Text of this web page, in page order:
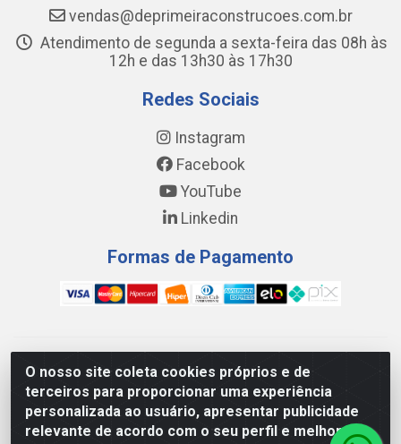
O nosso site coleta cookies próprios e de
terceiros para proporcionar uma experiência
personalizada ao usuário, apresentar publicidade
relevante de acordo com o seu perfil e melhorar a
vendas@deprimeiraconstrucoes.com.br
Atendimento de segunda a sexta-feira das 08h às
12h e das 13h30 às 17h30
Redes Sociais
Instagram
Facebook
YouTube
Linkedin
Formas de Pagamento
WING DISTRIBUIDORA COMÉRCIO E LOGÍSTICA DE MATERIAL
DE CONSTRUÇÕES LTDA - AV. DA INTEGRAÇÃO, 790 -
PATRÍCIA GOMES, CAUCAIA/CE - CEP 61.604-505 - CNPJ
17.523.384/0001-20